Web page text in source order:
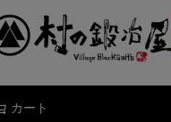
カート